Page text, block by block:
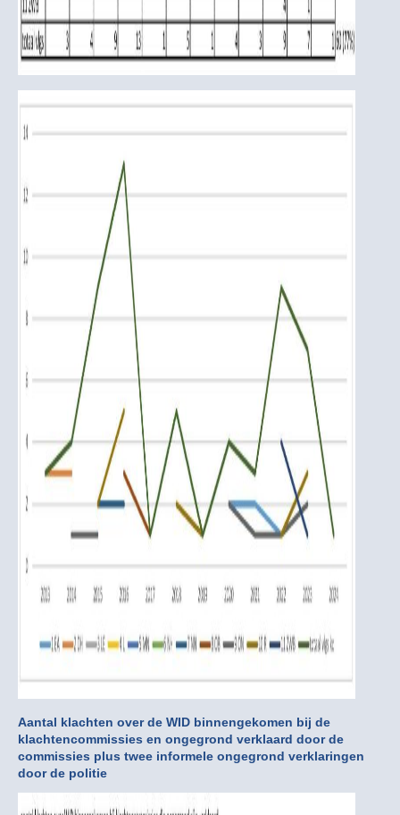
Aantal klachten over de WID binnengekomen bij de
klachtencommissies en ongegrond verklaard door de
commissies plus twee informele ongegrond verklaringen
door de politie